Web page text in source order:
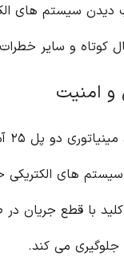
دیدن سیستم های
کوتاه و سایر
و امنیت
سیستم های الکتریکی
با قطع جریان در
جلوگیری می کند.